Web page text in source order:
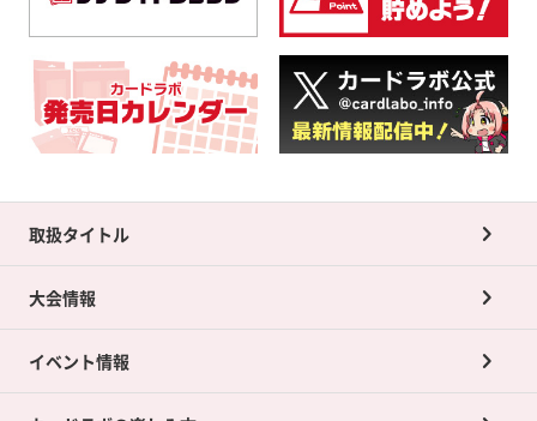
取扱タイトル
大会情報
イベント情報